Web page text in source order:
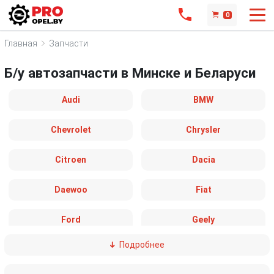
0
Главная Запчасти
Б/у автозапчасти в Минске и Беларуси
Audi BMW
Chevrolet Chrysler
Citroen Dacia
Daewoo Fiat
Ford Geely
Подробнее